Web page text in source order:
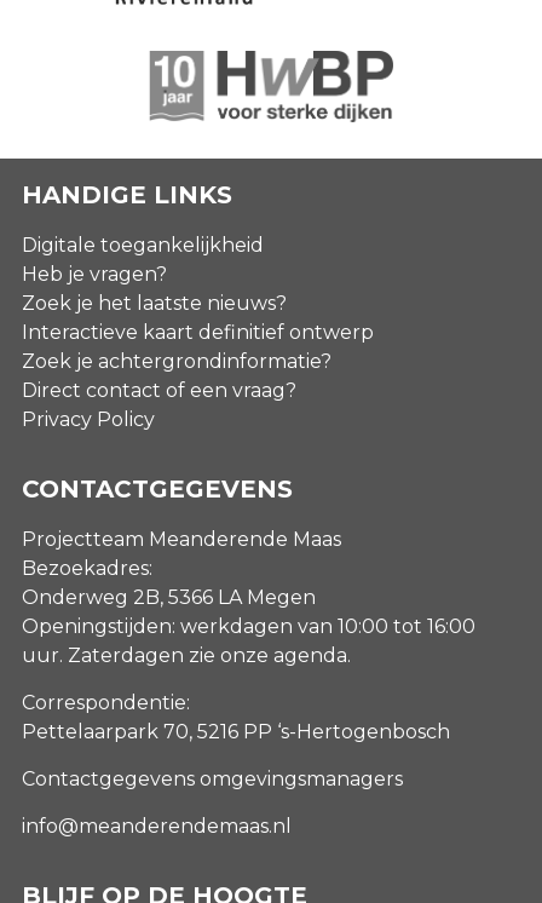
HANDIGE LINKS
Digitale toegankelijkheid
Heb je vragen?
Zoek je het laatste nieuws?
Interactieve kaart definitief ontwerp
Zoek je achtergrondinformatie?
Direct contact of een vraag?
Privacy Policy
CONTACTGEGEVENS
Projectteam Meanderende Maas
Bezoekadres:
Onderweg 2B, 5366 LA Megen
Openingstijden: werkdagen van 10:00 tot 16:00
uur. Zaterdagen zie onze agenda.
Correspondentie:
Pettelaarpark 70, 5216 PP ‘s-Hertogenbosch
Contactgegevens omgevingsmanagers
info@meanderendemaas.nl
BLIJF OP DE HOOGTE